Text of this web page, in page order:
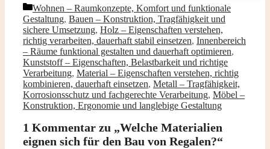
Kategorien
Wohnen – Raumkonzepte, Komfort und funktionale
Gestaltung, Bauen – Konstruktion, Tragfähigkeit und
sichere Umsetzung, Holz – Eigenschaften verstehen,
richtig verarbeiten, dauerhaft stabil einsetzen, Innenbereich
– Räume funktional gestalten und dauerhaft optimieren,
Kunststoff – Eigenschaften, Belastbarkeit und richtige
Verarbeitung, Material – Eigenschaften verstehen, richtig
kombinieren, dauerhaft einsetzen, Metall – Tragfähigkeit,
Korrosionsschutz und fachgerechte Verarbeitung, Möbel –
Konstruktion, Ergonomie und langlebige Gestaltung
1 Kommentar zu „Welche Materialien
eignen sich für den Bau von Regalen?“